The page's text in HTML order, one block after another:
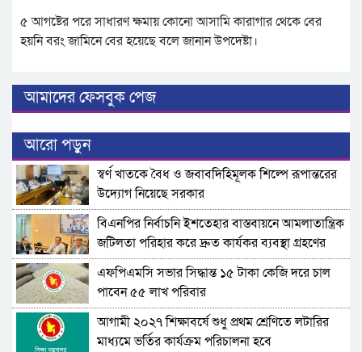
৫ আগষ্টের পরে সাধারণ ক্ষমায় কোনো আসামি কারাগার থেকে বের
হয়নি বরং জামিনে বের হয়েছে বলে জানান উপদেষ্টা।
আমাদের ফেসবুক পেজ
আরো পড়ুন
স্বর্ণ খাতকে বৈধ ও জবাবদিহিমূলক শিল্পে রূপান্তরের
উদ্যোগ নিয়েছে সরকার
বিএনপির নির্বাচনি ইশতেহার বাস্তবায়নে আমলাতান্ত্রিক
জটিলতা পরিহার করে দ্রুত কার্যকর ব্যবস্থা গ্রহণের
নির্দেশ জনপ্রশাসন উপদেষ্টার
এফপিএমসি সভার সিদ্ধান্ত ১৫ টাকা কেজি দরে চাল
পাবেন ৫৫ লাখ পরিবার
আগামী ২০২৭ শিক্ষাবর্ষে শুধু প্রথম শ্রেণিতে লটারির
মাধ্যমে ভর্তির কার্যক্রম পরিচালনা হবে